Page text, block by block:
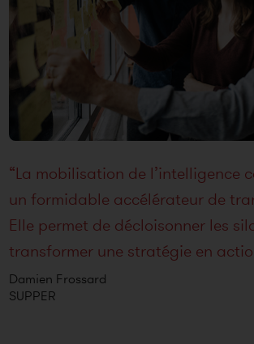
“La mobilisation de l’intelligence
un formidable accélérateur de
Elle permet de décloisonner les
transformer une stratégie en
Damien Frossard
SUPPER